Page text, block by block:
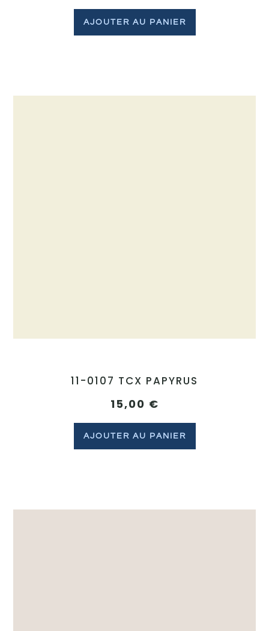
AJOUTER AU PANIER
11-0107 TCX PAPYRUS
15,00 €
AJOUTER AU PANIER